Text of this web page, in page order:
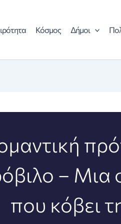
Κόσμος Δήμοι
– Μια
που κόβει